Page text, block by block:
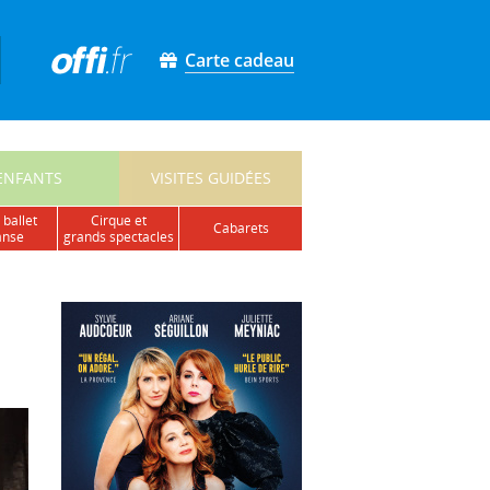
Carte cadeau
VISITES GUIDÉES
ballet
cirque et
grands spectacles
cabarets